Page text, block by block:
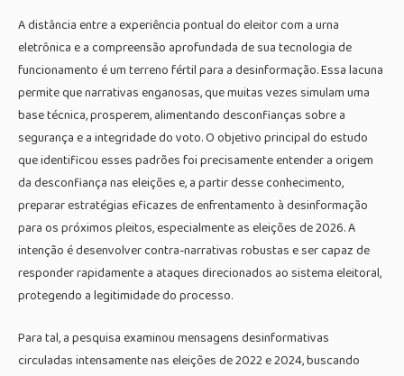
A distância entre a experiência pontual do eleitor com a urna
eletrônica e a compreensão aprofundada de sua tecnologia de
funcionamento é um terreno fértil para a desinformação. Essa lacuna
permite que narrativas enganosas, que muitas vezes simulam uma
base técnica, prosperem, alimentando desconfianças sobre a
segurança e a integridade do voto. O objetivo principal do estudo
que identificou esses padrões foi precisamente entender a origem
da desconfiança nas eleições e, a partir desse conhecimento,
preparar estratégias eficazes de enfrentamento à desinformação
para os próximos pleitos, especialmente as eleições de 2026. A
intenção é desenvolver contra-narrativas robustas e ser capaz de
responder rapidamente a ataques direcionados ao sistema eleitoral,
protegendo a legitimidade do processo.
Para tal, a pesquisa examinou mensagens desinformativas
circuladas intensamente nas eleições de 2022 e 2024, buscando